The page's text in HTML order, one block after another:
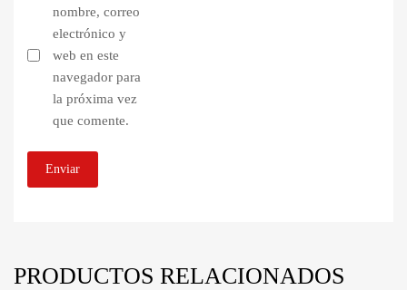
nombre, correo
electrónico y
web en este
navegador para
la próxima vez
que comente.
PRODUCTOS RELACIONADOS